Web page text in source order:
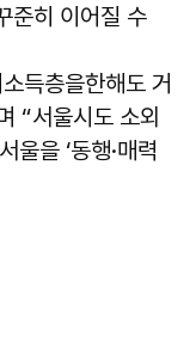
준히 이어질 수
득층을한해도 거
“서울시도 소외
울을 ‘동행·매력